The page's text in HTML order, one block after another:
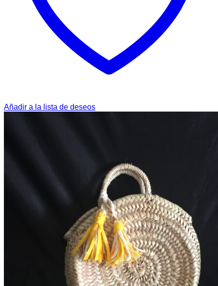
Añadir a la lista de deseos